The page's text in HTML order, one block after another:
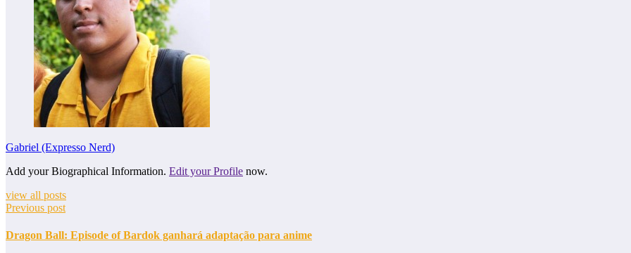
Gabriel (Expresso Nerd)
Add your Biographical Information. Edit your Profile now.
view all posts
Previous post
Dragon Ball: Episode of Bardok ganhará adaptação para anime